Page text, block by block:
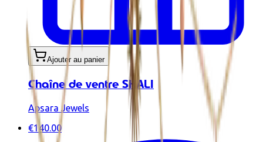
Ajouter au panier
Chaîne de ventre SHALI
Apsara Jewels
€140.00